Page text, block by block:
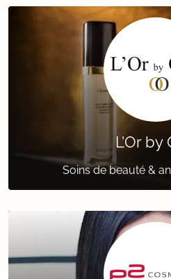
L’Or by
Soins de beauté &